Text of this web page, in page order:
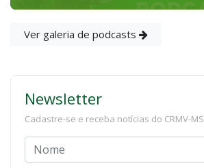
Ver galeria de podcasts
Newsletter
Cadastre-se e receba notícias do CRMV-MS